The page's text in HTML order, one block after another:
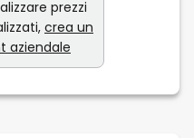
prezzi
crea un
aziendale